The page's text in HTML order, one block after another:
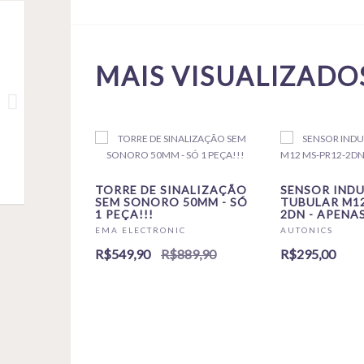
MAIS
TORRE DE SINALIZAÇÃO
SEM SONORO 50MM - SÓ
1 PEÇA!!!
EMA ELECTRONIC
R$549,90 R$889,90
SENSOR
TUBULAR
2DN -
AUTONICS
R$295,00